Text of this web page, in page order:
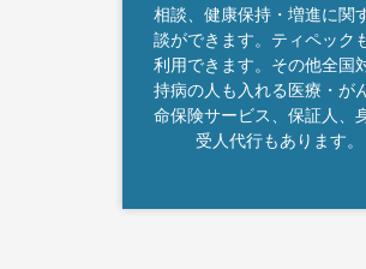
相談、健康保持・増進に関
談ができます。ティペック
利用できます。その他全国
持病の人も入れる医療・が
命保険サービス、保証人、
受人代行もあります。